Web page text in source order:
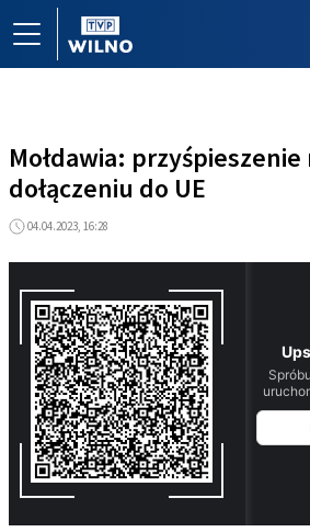
Mołdawia:
dołączeniu do UE
04.04.2023, 16:28